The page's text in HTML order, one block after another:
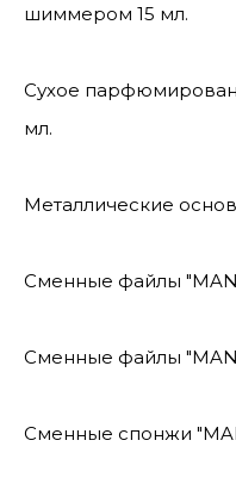
шиммером 15 мл.
Сухое
мл.
Металлические
Сменные файлы
Сменные файлы
Сменные спонжи